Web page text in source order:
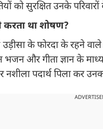
को सुरक्षित उनके
था शोषण?
के फोरदा के रहने
और गीता ज्ञान के
नशीला पदार्थ पिला कर